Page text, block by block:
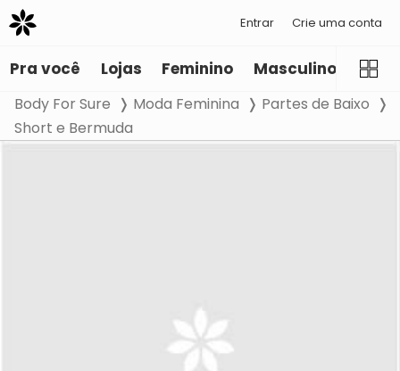
Entrar Crie uma conta
Pra você Lojas Feminino Masculino
Body For Sure Moda Feminina
Partes de Baixo
Short e Bermuda